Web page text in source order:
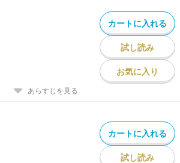
カートに入れる
試し読み
お気に入り
あらすじを見る
カートに入れる
試し読み